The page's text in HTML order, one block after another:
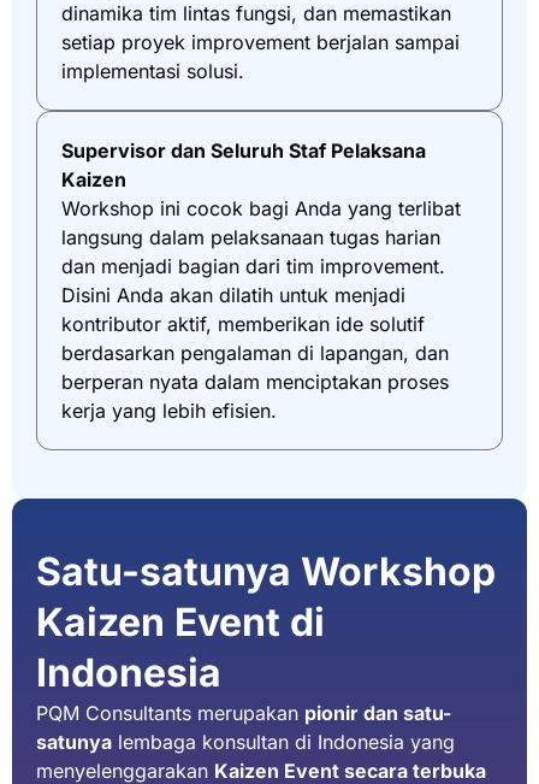
dinamika tim lintas fungsi, dan memastikan
setiap proyek improvement berjalan sampai
implementasi solusi.
Supervisor dan Seluruh Staf Pelaksana
Kaizen
Workshop ini cocok bagi Anda yang terlibat
langsung dalam pelaksanaan tugas harian
dan menjadi bagian dari tim improvement.
Disini Anda akan dilatih untuk menjadi
kontributor aktif, memberikan ide solutif
berdasarkan pengalaman di lapangan, dan
berperan nyata dalam menciptakan proses
kerja yang lebih efisien.
Satu-satunya Workshop
Kaizen Event di
Indonesia
PQM Consultants merupakan pionir dan satu-
satunya lembaga konsultan di Indonesia yang
menyelenggarakan Kaizen Event secara terbuka